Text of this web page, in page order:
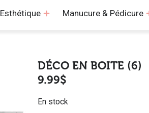
Esthétique Manucure & Pédicure
DÉCO EN BOITE (6)
9.99$
En stock